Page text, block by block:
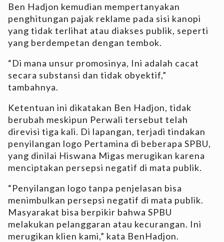
Ben Hadjon kemudian mempertanyakan
penghitungan pajak reklame pada sisi kanopi
yang tidak terlihat atau diakses publik, seperti
yang berdempetan dengan tembok.
“Di mana unsur promosinya, Ini adalah cacat
secara substansi dan tidak obyektif,”
tambahnya.
Ketentuan ini dikatakan Ben Hadjon, tidak
berubah meskipun Perwali tersebut telah
direvisi tiga kali. Di lapangan, terjadi tindakan
penyilangan logo Pertamina di beberapa SPBU,
yang dinilai Hiswana Migas merugikan karena
menciptakan persepsi negatif di mata publik.
“Penyilangan logo tanpa penjelasan bisa
menimbulkan persepsi negatif di mata publik.
Masyarakat bisa berpikir bahwa SPBU
melakukan pelanggaran atau kecurangan. Ini
merugikan klien kami,” kata BenHadjon.